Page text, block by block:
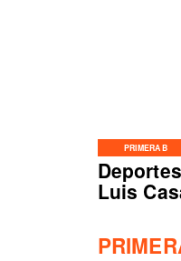
PRIMERA B
Luis